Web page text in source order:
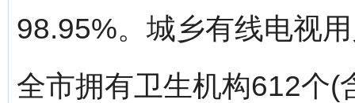
98.95%。城乡有线电视
全市拥有卫生机构612个(